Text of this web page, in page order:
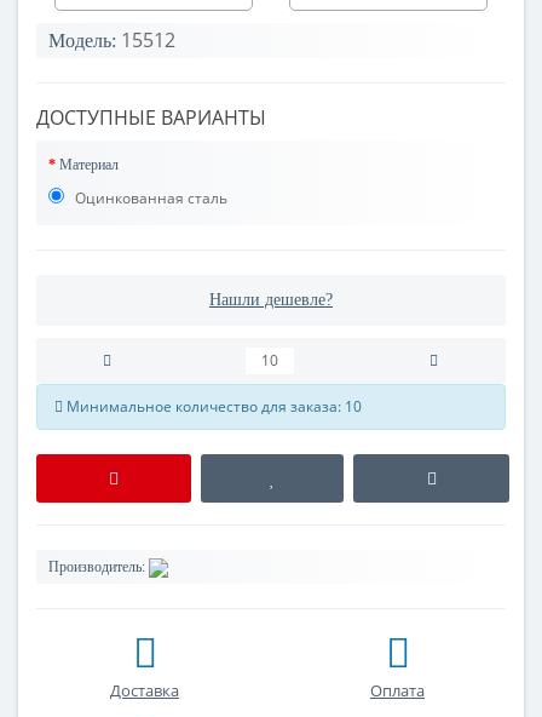
Модель: 15512
ДОСТУПНЫЕ ВАРИАНТЫ
Материал
Оцинкованная сталь
Нашли дешевле?
Минимальное количество для заказа: 10
Производитель:
Доставка Оплата